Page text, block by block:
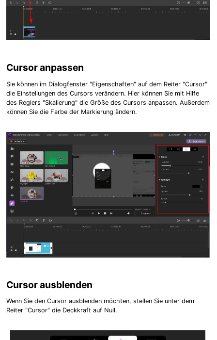
Cursor anpassen
Sie können im Dialogfenster "Eigenschaften" auf dem Reiter "Cursor"
die Einstellungen des Cursors verändern. Hier können Sie mit Hilfe
des Reglers "Skalierung" die Größe des Cursors anpassen. Außerdem
können Sie die Farbe der Markierung ändern.
Cursor ausblenden
Wenn Sie den Cursor ausblenden möchten, stellen Sie unter dem
Reiter "Cursor" die Deckkraft auf Null.